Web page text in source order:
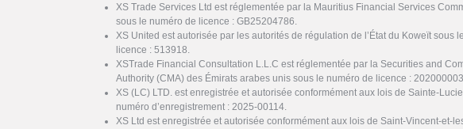
XS Trade Services Ltd est réglementée par la Mauritius Financial Services
sous le numéro de licence : GB25204786.
XS United est autorisée par les autorités de régulation de l’État du Koweït sous
licence : 513918.
XSTrade Financial Consultation L.L.C est réglementée par la Securities and
Authority (CMA) des Émirats arabes unis sous le numéro de licence :
XS (LC) LTD. est enregistrée et autorisée conformément aux lois de Sainte-
numéro d’enregistrement : 2025-00114.
XS Ltd est enregistrée et autorisée conformément aux lois de Saint-Vincent-et-